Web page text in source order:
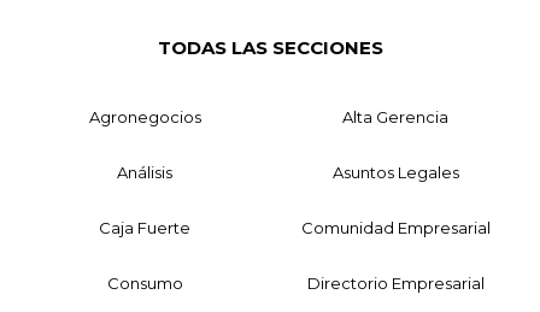
TODAS LAS SECCIONES
Agronegocios Alta Gerencia
Análisis Asuntos Legales
Caja Fuerte Comunidad Empresarial
Consumo Directorio Empresarial